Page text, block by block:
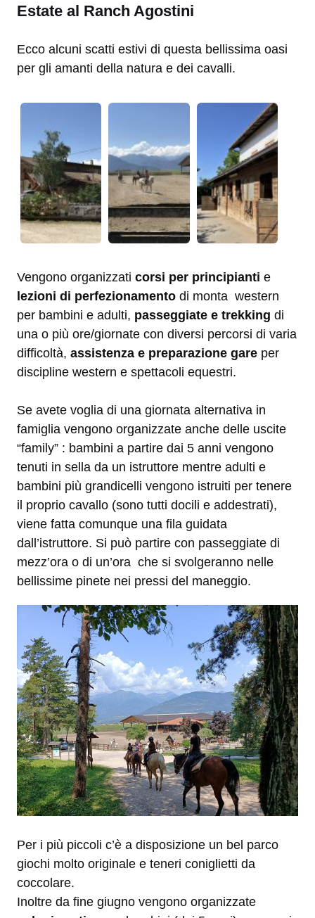
Estate al Ranch Agostini
Ecco alcuni scatti estivi di questa bellissima oasi
per gli amanti della natura e dei cavalli.
Vengono organizzati corsi per principianti e
lezioni di perfezionamento di monta western
per bambini e adulti, passeggiate e trekking di
una o più ore/giornate con diversi percorsi di varia
difficoltà, assistenza e preparazione gare per
discipline western e spettacoli equestri.
Se avete voglia di una giornata alternativa in
famiglia vengono organizzate anche delle uscite
“family” : bambini a partire dai 5 anni vengono
tenuti in sella da un istruttore mentre adulti e
bambini più grandicelli vengono istruiti per tenere
il proprio cavallo (sono tutti docili e addestrati),
viene fatta comunque una fila guidata
dall’istruttore. Si può partire con passeggiate di
mezz’ora o di un’ora che si svolgeranno nelle
bellissime pinete nei pressi del maneggio.
Per i più piccoli c’è a disposizione un bel parco
giochi molto originale e teneri coniglietti da
coccolare.
Inoltre da fine giugno vengono organizzate